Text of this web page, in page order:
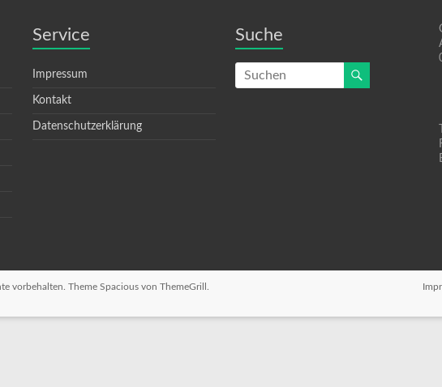
Service
Impressum
Kontakt
Datenschutzerklärung
Suche
vorbehalten. Theme Spacious von ThemeGrill.